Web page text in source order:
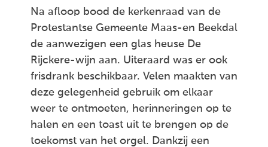
Na afloop bood de kerkenraad van de
Protestantse Gemeente Maas-en Beekdal
de aanwezigen een glas heuse De
Rijckere-wijn aan. Uiteraard was er ook
frisdrank beschikbaar. Velen maakten van
deze gelegenheid gebruik om elkaar
weer te ontmoeten, herinneringen op te
halen en een toast uit te brengen op de
toekomst van het orgel. Dankzij een